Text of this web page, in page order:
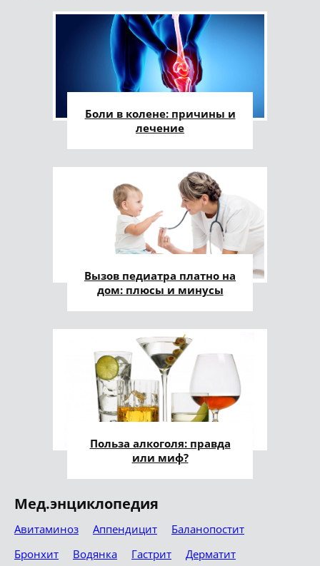
Боли в колене: причины и
лечение
Вызов педиатра платно на
дом: плюсы и минусы
Польза алкоголя: правда
или миф?
Мед.энциклопедия
Авитаминоз Аппендицит
Баланопостит
Бронхит
Водянка Гастрит
Дерматит